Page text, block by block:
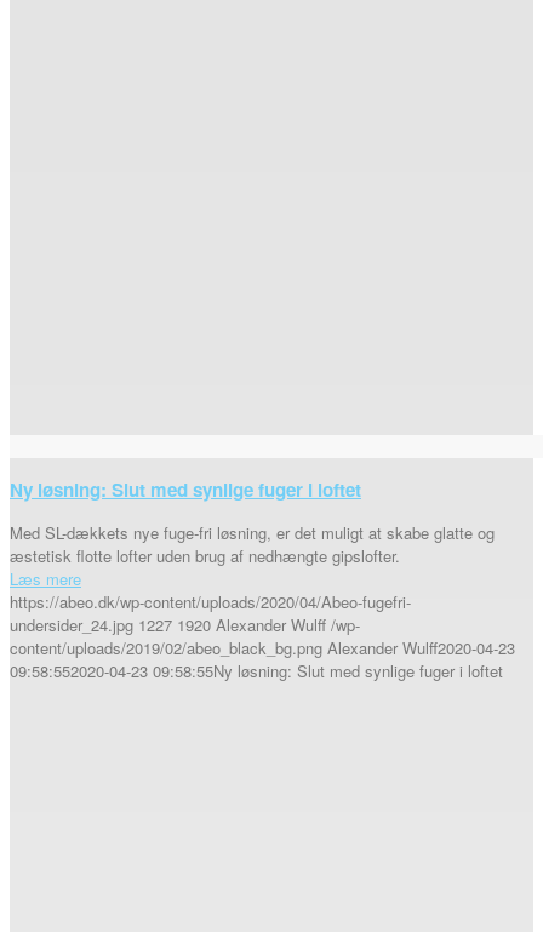
Ny løsning: Slut med synlige fuger i loftet
Med SL-dækkets nye fuge-fri løsning, er det muligt at skabe glatte og
æstetisk flotte lofter uden brug af nedhængte gipslofter.
Læs mere
https://abeo.dk/wp-content/uploads/2020/04/Abeo-fugefri-
undersider_24.jpg 1227 1920 Alexander Wulff /wp-
content/uploads/2019/02/abeo_black_bg.png Alexander Wulff2020-04-23
09:58:552020-04-23 09:58:55Ny løsning: Slut med synlige fuger i loftet